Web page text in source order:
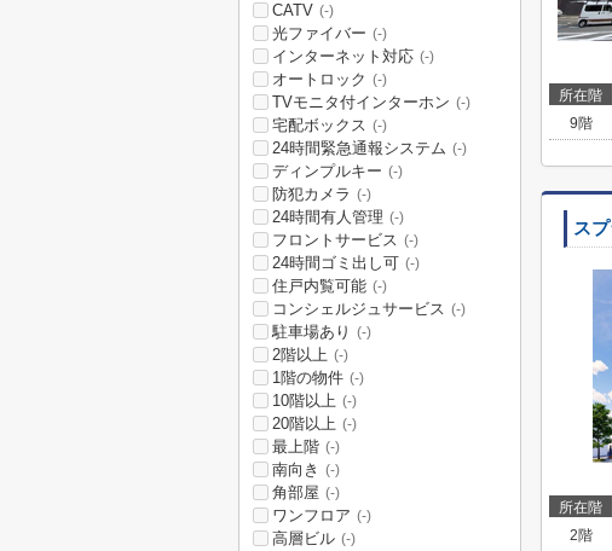
所在階
9階
ス
所在階
2階
CATV (-)
光ファイバー (-)
インターネット対応 (-)
オートロック (-)
TVモニタ付インターホン (-)
宅配ボックス (-)
24時間緊急通報システム (-)
ディンプルキー (-)
防犯カメラ (-)
24時間有人管理 (-)
フロントサービス (-)
24時間ゴミ出し可 (-)
住戸内覧可能 (-)
コンシェルジュサービス (-)
駐車場あり (-)
2階以上 (-)
1階の物件 (-)
10階以上 (-)
20階以上 (-)
最上階 (-)
南向き (-)
角部屋 (-)
ワンフロア (-)
高層ビル (-)